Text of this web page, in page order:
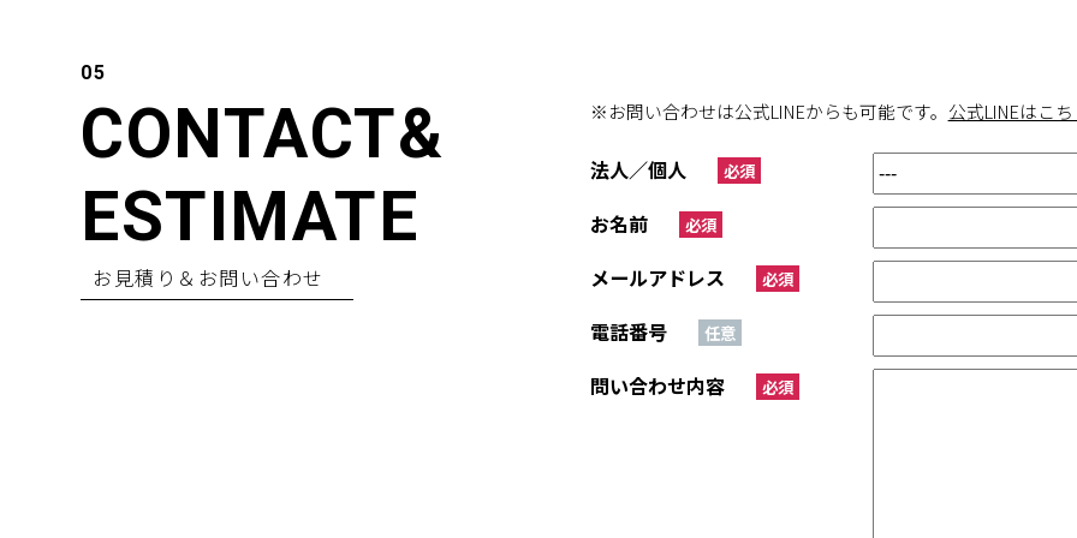
CONTACT&
ESTIMATE
お見積り＆お問い合わせ
※お問い合わせは公式LINEからも可能です。 公式LINEはこ
法人／個人 必須
お名前 必須
メールアドレス 必須
電話番号 任意
問い合わせ内容 必須